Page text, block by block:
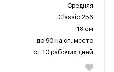
Средняя
Classic 256
18 см
до 90 на сп. место
от 10 рабочих дней